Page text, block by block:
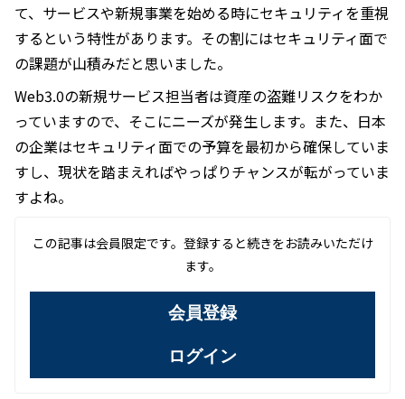
て、サービスや新規事業を始める時にセキュリティを重視
するという特性があります。その割にはセキュリティ面で
の課題が山積みだと思いました。
Web3.0の新規サービス担当者は資産の盗難リスクをわか
っていますので、そこにニーズが発生します。また、日本
の企業はセキュリティ面での予算を最初から確保していま
すし、現状を踏まえればやっぱりチャンスが転がっていま
すよね。
この記事は会員限定です。登録すると続きをお読みいただけ
ます。
会員登録
ログイン